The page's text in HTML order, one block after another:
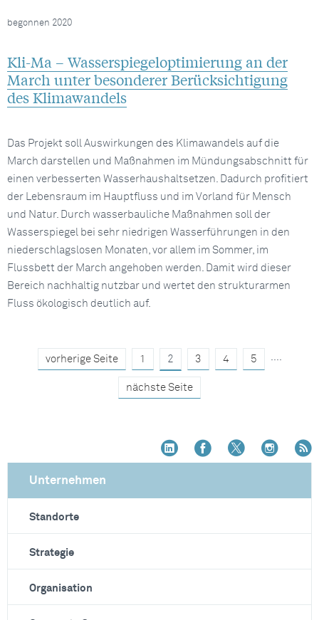
Kli-Ma – Wasserspiegeloptimierung an der
March unter besonderer Berücksichtigung
des Klimawandels
begonnen 2020
Das Projekt soll Auswirkungen des Klimawandels auf die
March darstellen und Maßnahmen im Mündungsabschnitt für
einen verbesserten Wasserhaushaltsetzen. Dadurch profitiert
der Lebensraum im Hauptfluss und im Vorland für Mensch
und Natur. Durch wasserbauliche Maßnahmen soll der
Wasserspiegel bei sehr niedrigen Wasserführungen in den
niederschlagslosen Monaten, vor allem im Sommer, im
Flussbett der March angehoben werden. Damit wird dieser
Bereich nachhaltig nutzbar und wertet den strukturarmen
Fluss ökologisch deutlich auf.
vorherige Seite 1 2 3 4 5 ....
nächste Seite
Unternehmen
Standorte
Strategie
Organisation